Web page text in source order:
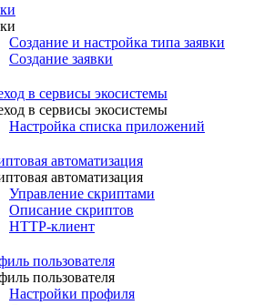
Создание и настройка типа заявки
Создание заявки
в сервисы экосистемы
в сервисы экосистемы
Настройка списка приложений
автоматизация
автоматизация
Управление скриптами
Описание скриптов
HTTP-клиент
пользователя
пользователя
Настройки профиля